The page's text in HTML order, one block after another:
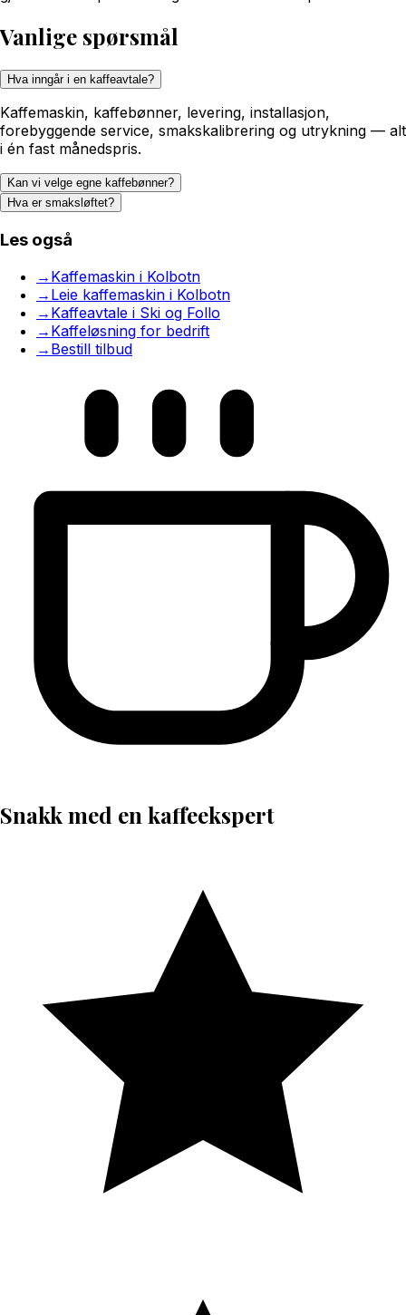
Vanlige spørsmål
Hva inngår i en kaffeavtale?
Kaffemaskin, kaffebønner, levering, installasjon,
forebyggende service, smakskalibrering og utrykning — alt
i én fast månedspris.
Kan vi velge egne kaffebønner?
Hva er smaksløftet?
Les også
→ Kaffemaskin i Kolbotn
→ Leie kaffemaskin i Kolbotn
→ Kaffeavtale i Ski og Follo
→ Kaffeløsning for bedrift
→ Bestill tilbud
Snakk med en kaffeekspert